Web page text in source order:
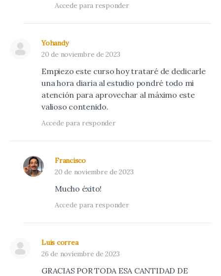
Accede para responder
Yohandy
20 de noviembre de 2023
Empiezo este curso hoy trataré de dedicarle
una hora diaria al estudio pondré todo mi
atención para aprovechar al máximo este
valioso contenido.
Accede para responder
Francisco
20 de noviembre de 2023
Mucho éxito!
Accede para responder
Luis correa
26 de noviembre de 2023
GRACIAS POR TODA ESA CANTIDAD DE